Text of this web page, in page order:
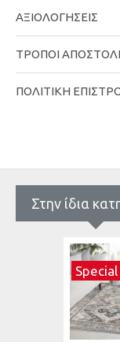
Τύπος ύφανσης:
διαφοράς των
να διαφέρουν
αντιπροσωπεύουμε
ΑΞΙΟΛΟΓΉΣΕΙΣ
ΤΡΌΠΟΙ
ΠΟΛΙΤΙΚΉ
Στην ίδια